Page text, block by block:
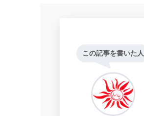
この記事を書いた人